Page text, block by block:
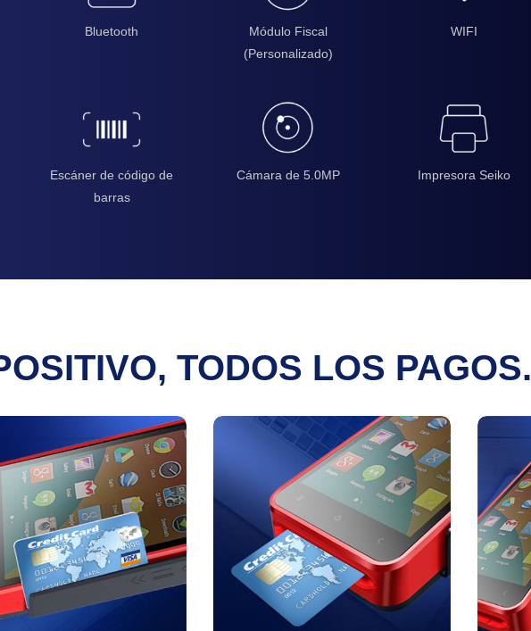
Bluetooth
Módulo Fiscal
(Personalizado)
WIFI
Escáner de código de
barras
Cámara de 5.0MP Impresora Seiko
TODOS LOS PAGOS.